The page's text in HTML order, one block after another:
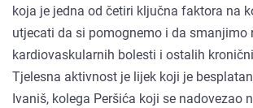
koja je jedna od četiri ključna faktora na
utjecati da si pomognemo i da smanjimo
kardiovaskularnih bolesti i ostalih
Tjelesna aktivnost je lijek koji je
Ivaniš, kolega Peršića koji se nadovezao